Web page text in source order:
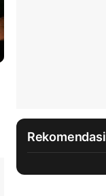
Rekomendasi